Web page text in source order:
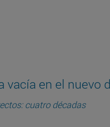
vacía en el nuevo
cuatro décadas